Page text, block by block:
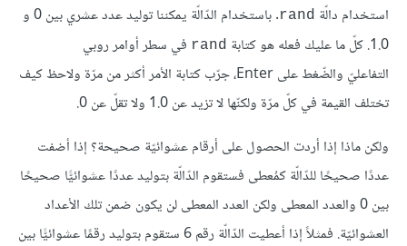
استخدام دالّة rand
. باستخدام الدّالّة يمكننا توليد عدد عشري بين 0 و
1.0. كلّ ما عليك فعله هو كتابة
rand في سطر أوامر روبي
التفاعليّ والضّغط على Enter، جرّب كتابة الأمر أكثر من مرّة ولاحظ كيف
تختلف القيمة في كلّ مرّة ولكنّها لا تزيد عن 1.0 ولا تقلّ عن 0.
ولكن ماذا إذا أردت الحصول على أرقام عشوائيّة صحيحة؟ إذا أضفت
عددًا صحيحًا للدّالّة كمُعطى فستقوم الدّالّة بتوليد عددًا عشوائيًّا صحيحًا
بين 0 والعدد المعطى ولكن العدد المعطى لن يكون ضمن تلك الأعداد
العشوائيّة. فمثلاً إذا أعطيت الدّالّة رقم 6 ستقوم بتوليد رقمًا عشوائيًّا بين